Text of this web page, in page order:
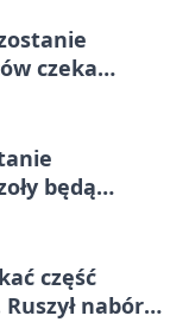
czeka
będą
część
nabór